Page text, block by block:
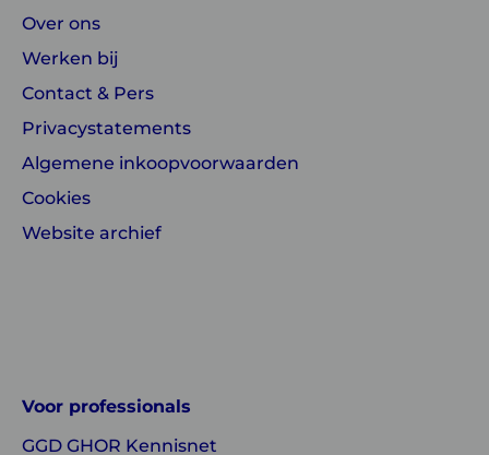
Over ons
Werken bij
Contact & Pers
Privacystatements
Algemene inkoopvoorwaarden
Cookies
Website archief
GHOR
GHOR
Voor professionals
GGD GHOR Kennisnet